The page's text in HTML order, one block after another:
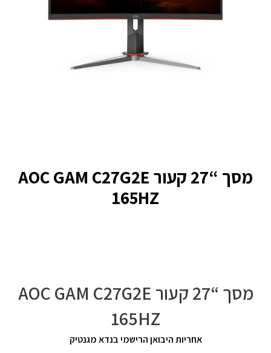
מסך “27 קעור AOC GAM C27G2E
165HZ
מסך “27 קעור AOC GAM C27G2E
165HZ
אחריות היבואן הרישמי בנדא מגנטיק